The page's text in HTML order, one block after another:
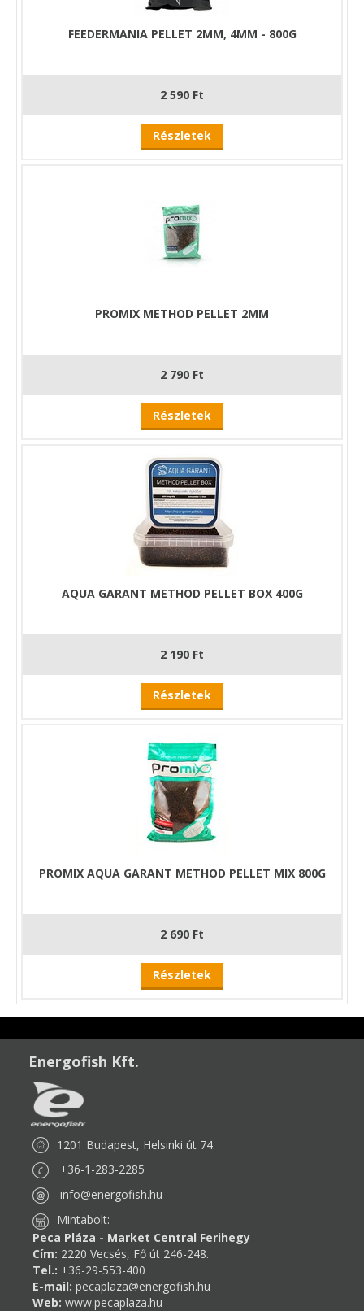
FEEDERMANIA PELLET 2MM, 4MM - 800G
2 590 Ft
Részletek
PROMIX METHOD PELLET 2MM
2 790 Ft
Részletek
AQUA GARANT METHOD PELLET BOX 400G
2 190 Ft
Részletek
PROMIX AQUA GARANT METHOD PELLET MIX 800G
2 690 Ft
Részletek
Energofish Kft.
1201 Budapest, Helsinki út 74.
+36-1-283-2285
info@energofish.hu
Mintabolt:
Peca Pláza - Market Central Ferihegy
Cím: 2220 Vecsés, Fő út 246-248.
Tel.: +36-29-553-400
E-mail: pecaplaza@energofish.hu
Web: www.pecaplaza.hu